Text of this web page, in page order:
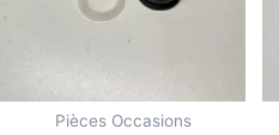
Pièces Occasions